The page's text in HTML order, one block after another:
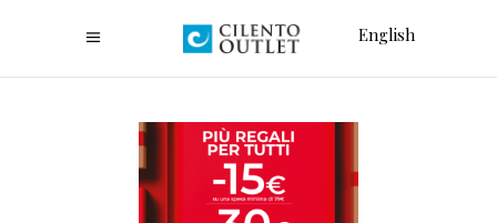
English